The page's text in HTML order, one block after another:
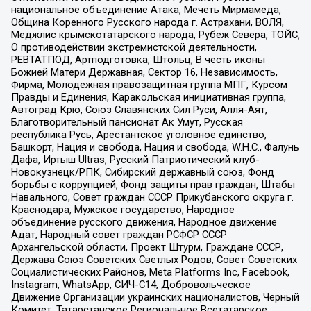
национальное объединение Атака, Мечеть Мирмамеда,
Община Коренного Русского народа г. Астрахани, ВОЛЯ,
Меджлис крымскотатарского народа, Рубеж Севера, ТОЙС,
О противодействии экстремистской деятельности,
РЕВТАТПОД, Артподготовка, Штольц, В честь иконы
Божией Матери Державная, Сектор 16, Независимость,
Фирма, Молодежная правозащитная группа МПГ, Курсом
Правды и Единения, Каракольская инициативная группа,
Автоград Крю, Союз Славянских Сил Руси, Алля-Аят,
Благотворительный пансионат Ак Умут, Русская
республика Русь, Арестантское уголовное единство,
Башкорт, Нация и свобода, Нация и свобода, W.H.С., Фалунь
Дафа, Иртыш Ultras, Русский Патриотический клуб-
Новокузнецк/РПК, Сибирский державный союз, Фонд
борьбы с коррупцией, Фонд защиты прав граждан, Штабы
Навального, Совет граждан СССР Прикубанского округа г.
Краснодара, Мужское государство, Народное
объединение русского движения, Народное движение
Адат, Народный совет граждан РСФСР СССР
Архангельской области, Проект Штурм, Граждане СССР,
Держава Союз Советских Светлых Родов, Совет Советских
Социалистических Районов, Meta Platforms Inc, Facebook,
Instagram, WhatsApp, СИЧ-С14, Добровольческое
Движение Организации украинских националистов, Черный